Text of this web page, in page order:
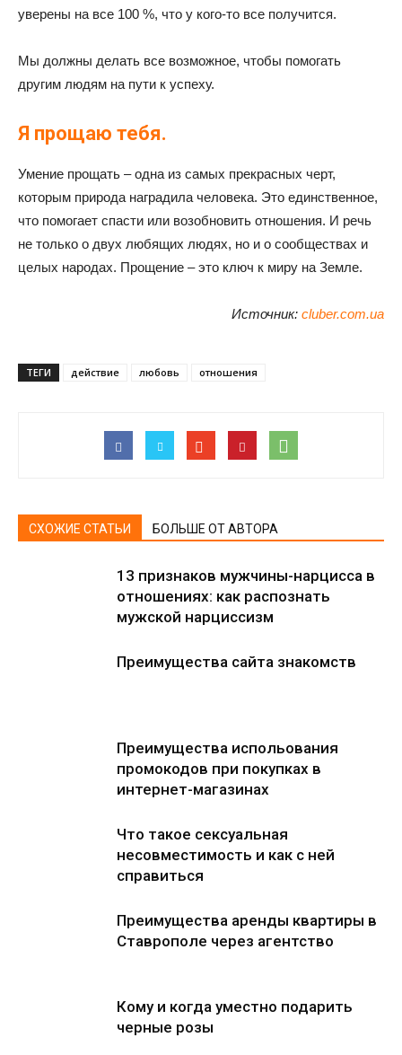
уверены на все 100 %, что у кого-то все получится.
Мы должны делать все возможное, чтобы помогать
другим людям на пути к успеху.
Я прощаю тебя.
Умение прощать – одна из самых прекрасных черт,
которым природа наградила человека. Это единственное,
что помогает спасти или возобновить отношения. И речь
не только о двух любящих людях, но и о сообществах и
целых народах. Прощение – это ключ к миру на Земле.
Источник: cluber.com.ua
ТЕГИ действие любовь отношения
СХОЖИЕ СТАТЬИ БОЛЬШЕ ОТ АВТОРА
13 признаков мужчины-нарцисса в
отношениях: как распознать
мужской нарциссизм
Преимущества сайта знакомств
Преимущества испольования
промокодов при покупках в
интернет-магазинах
Что такое сексуальная
несовместимость и как с ней
справиться
Преимущества аренды квартиры в
Ставрополе через агентство
Кому и когда уместно подарить
черные розы